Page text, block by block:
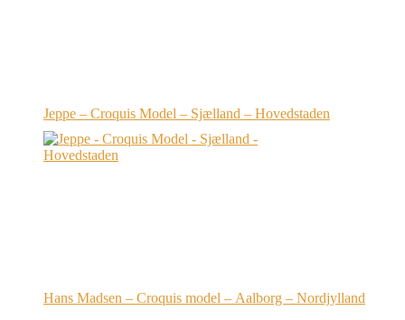
Jeppe – Croquis Model – Sjælland – Hovedstaden
Hans Madsen – Croquis model – Aalborg – Nordjylland